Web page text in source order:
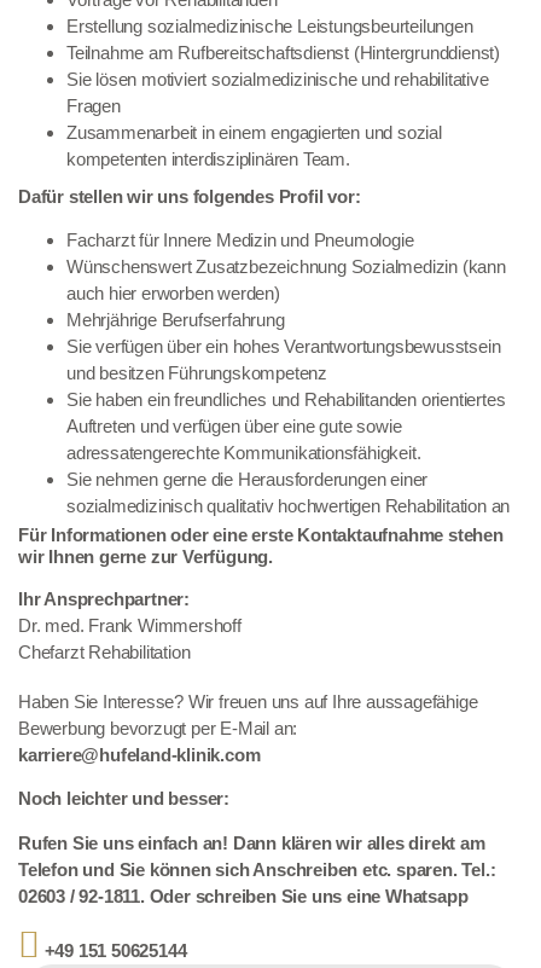
Erstellung sozialmedizinische Leistungsbeurteilungen
Teilnahme am Rufbereitschaftsdienst (Hintergrunddienst)
Sie lösen motiviert sozialmedizinische und rehabilitative
Fragen
Zusammenarbeit in einem engagierten und sozial
kompetenten interdisziplinären Team.
Dafür stellen wir uns folgendes Profil vor:
Facharzt für Innere Medizin und Pneumologie
Wünschenswert Zusatzbezeichnung Sozialmedizin (kann
auch hier erworben werden)
Mehrjährige Berufserfahrung
Sie verfügen über ein hohes Verantwortungsbewusstsein
und besitzen Führungskompetenz
Sie haben ein freundliches und Rehabilitanden orientiertes
Auftreten und verfügen über eine gute sowie
adressatengerechte Kommunikationsfähigkeit.
Sie nehmen gerne die Herausforderungen einer
sozialmedizinisch qualitativ hochwertigen Rehabilitation an
Für Informationen oder eine erste Kontaktaufnahme stehen
wir Ihnen gerne zur Verfügung.
Ihr Ansprechpartner:
Dr. med. Frank Wimmershoff
Chefarzt Rehabilitation
Haben Sie Interesse? Wir freuen uns auf Ihre aussagefähige
Bewerbung bevorzugt per E-Mail an:
karriere@hufeland-klinik.com
Noch leichter und besser:
Rufen Sie uns einfach an! Dann klären wir alles direkt am
Telefon und Sie können sich Anschreiben etc. sparen. Tel.:
02603 / 92-1811. Oder schreiben Sie uns eine Whatsapp
+49 151 50625144